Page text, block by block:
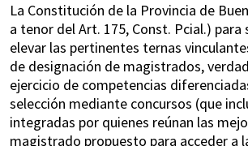
La Constitución de la Provincia de
a tenor del Art. 175, Const. Pcial.)
elevar las pertinentes ternas
de designación de magistrados,
ejercicio de competencias
selección mediante concursos (que
integradas por quienes reúnan las
magistrado propuesto para acceder a